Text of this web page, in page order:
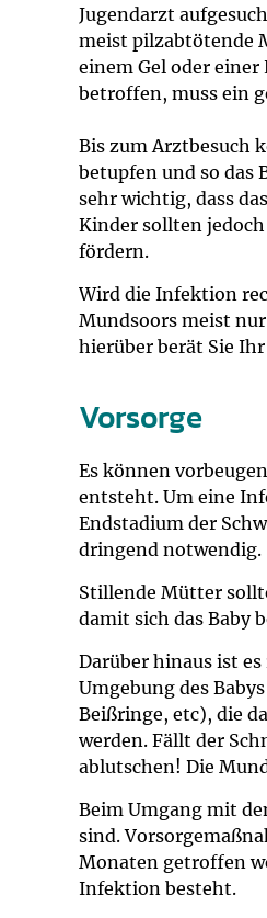
Jugendarzt
meist pilzabtötende
einem Gel oder einer
betroffen, muss ein
Bis zum Arztbesuch
betupfen und so das
sehr wichtig, dass
Kinder sollten
fördern.
Wird die Infektion
Mundsoors meist nur
hierüber berät Sie
Vorsorge
Es können
entsteht. Um eine
Endstadium der
dringend notwendig.
Stillende Mütter
damit sich das Baby
Darüber hinaus ist
Umgebung des
Beißringe, etc), die
werden. Fällt der
ablutschen! Die
Beim Umgang mit
sind.
Monaten getroffen
Infektion besteht.